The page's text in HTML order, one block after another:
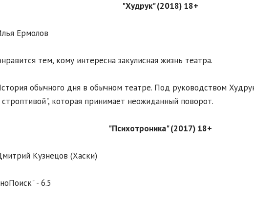
"Худрук" (2018) 18+
Ермолов
тем, кому интересна закулисная жизнь театра.
обычного дня в обычном театре. Под руководством
которая принимает неожиданный поворот.
"Психотроника" (2017) 18+
Кузнецов (Хаски)
- 6.5